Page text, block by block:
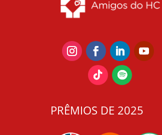
PRÊMIOS DE 2025